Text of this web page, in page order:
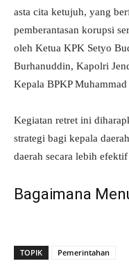
asta cita ketujuh, yang
pemberantasan korupsi
oleh Ketua KPK Setyo
Burhanuddin, Kapolri
Kepala BPKP
Kegiatan retret ini
strategi bagi kepala
daerah secara lebih
Bagaimana
TOPIK Pemerintahan